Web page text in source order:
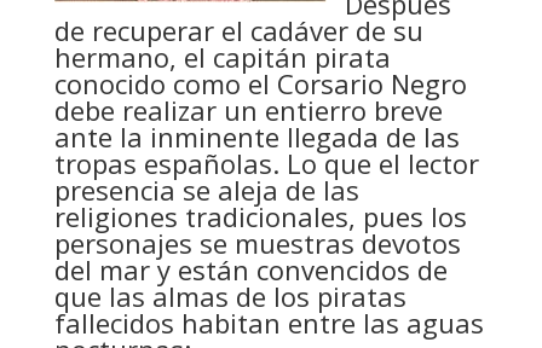
de recuperar el cadáver de su
hermano, el capitán pirata
conocido como el Corsario Negro
debe realizar un entierro breve
ante la inminente llegada de las
tropas españolas. Lo que el lector
presencia se aleja de las
religiones tradicionales, pues los
personajes se muestras devotos
del mar y están convencidos de
que las almas de los piratas
fallecidos habitan entre las aguas